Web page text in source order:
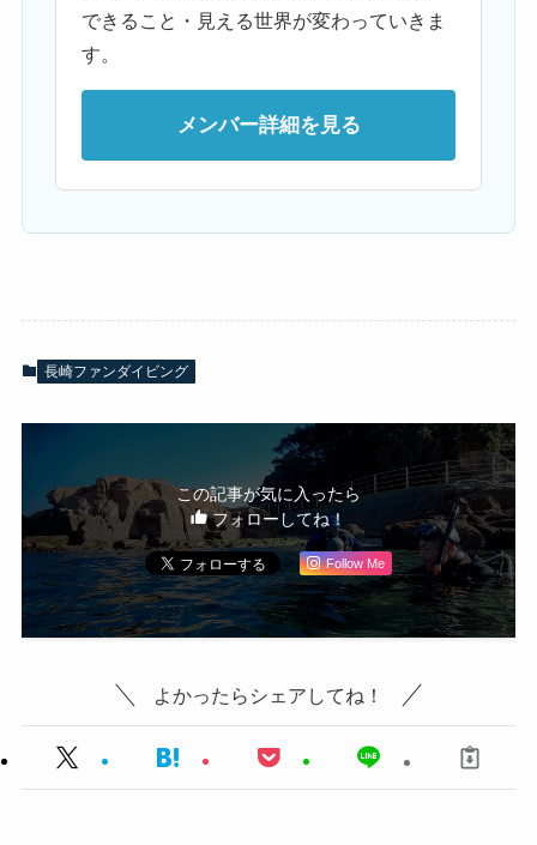
できること・見える世界が変わっていきま
す。
メンバー詳細を見る
長崎ファンダイビング
この記事が気に入ったら
フォローしてね！
Follow Me
よかったらシェアしてね！